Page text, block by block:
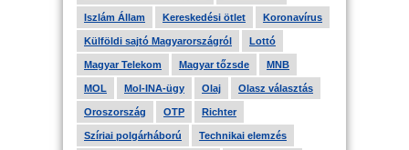
Iszlám Állam Kereskedési ötlet Koronavírus
Külföldi sajtó Magyarországról Lottó
Magyar Telekom Magyar tőzsde MNB
MOL Mol-INA-ügy Olaj Olasz választás
Oroszország OTP Richter
Szíriai polgárháború Technikai elemzés